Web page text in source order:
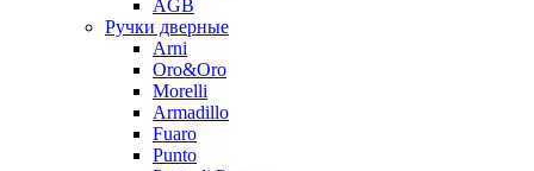
AGB
Ручки дверные
Arni
Oro&Oro
Morelli
Armadillo
Fuaro
Punto